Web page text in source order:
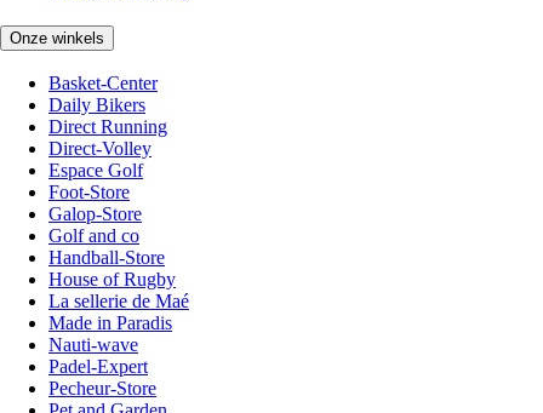
Onze winkels
Basket-Center
Daily Bikers
Direct Running
Direct-Volley
Espace Golf
Foot-Store
Galop-Store
Golf and co
Handball-Store
House of Rugby
La sellerie de Maé
Made in Paradis
Nauti-wave
Padel-Expert
Pecheur-Store